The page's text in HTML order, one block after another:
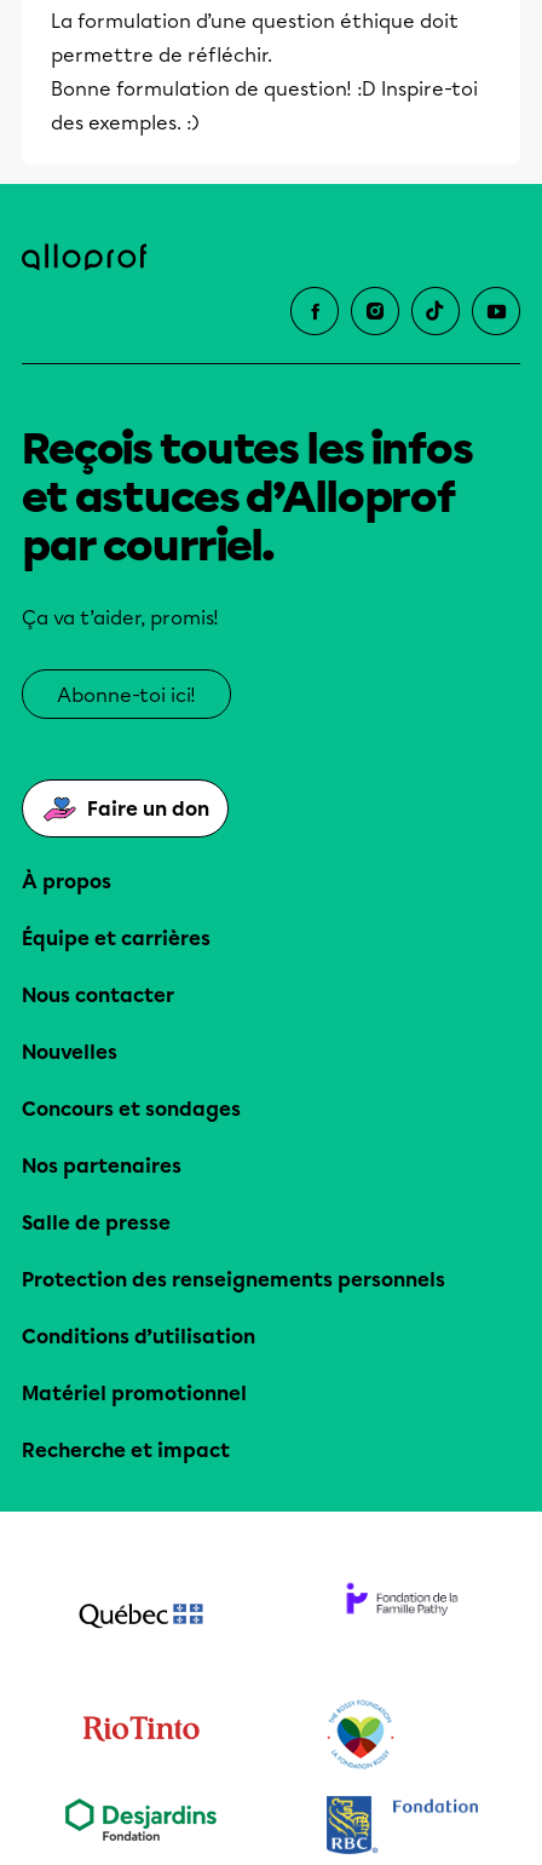
La formulation d’une question éthique doit
permettre de réfléchir.
Bonne formulation de question! :D Inspire-toi
des exemples. :)
Reçois toutes les infos
et astuces d’Alloprof
par courriel.
Ça va t’aider, promis!
Abonne-toi ici!
Faire un don
À propos
Équipe et carrières
Nous contacter
Nouvelles
Concours et sondages
Nos partenaires
Salle de presse
Protection des renseignements personnels
Conditions d’utilisation
Matériel promotionnel
Recherche et impact